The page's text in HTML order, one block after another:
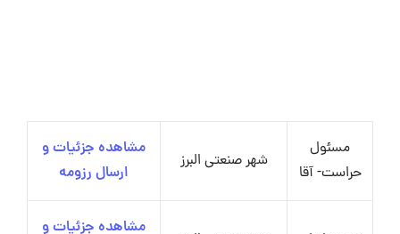
مسئول
حراست- آقا
شهر صنعتی البرز
مشاهده جزئیات و
ارسال رزومه
مشاهده جزئیات و